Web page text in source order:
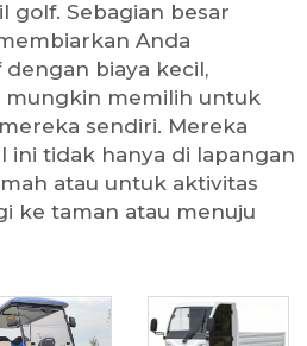
golf. Sebagian besar
Anda
biaya kecil,
mungkin memilih untuk
sendiri. Mereka
ini tidak hanya di lapangan
atau untuk aktivitas
ke taman atau menuju